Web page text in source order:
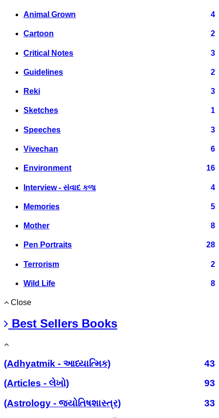
Animal Grown 4
Cartoon 2
Critical Notes 3
Guidelines 2
Reki 3
Sketches 1
Speeches 3
Vivechan 6
Environment 16
Interview - સંવાદ કળા 4
Memories 5
Mother 8
Pen Portraits 28
Terrorism 2
Wild Life 8
Close
Best Sellers Books
(Adhyatmik - આધ્યાત્મિક)
43
(Articles - લેખો)
93
(Astrology - જ્યોતિષશાસ્ત્ર)
33